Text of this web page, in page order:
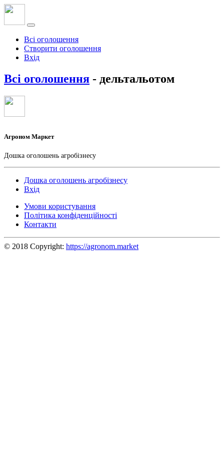
Всі оголошення
Створити оголошення
Вхід
Всі оголошення - дельтальотом
Агроном Маркет
Дошка оголошень агробізнесу
Дошка оголошень агробізнесу
Вхід
Умови користування
Політика конфіденційності
Контакти
© 2018 Copyright: https://agronom.market